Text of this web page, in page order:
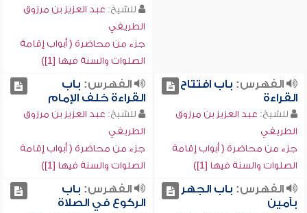
للشيخ: عبد العزيز بن مرزوق
الطريفي
جزء من محاضرة ( أبواب إقامة
الصلوات والسنة فيها [1])
الفهرس: باب افتتاح
القراءة
للشيخ: عبد العزيز بن مرزوق
الطريفي
جزء من محاضرة ( أبواب إقامة
الصلوات والسنة فيها [1])
الفهرس: باب
القراءة خلف الإمام
للشيخ: عبد العزيز بن مرزوق
الطريفي
جزء من محاضرة ( أبواب إقامة
الصلوات والسنة فيها [1])
الفهرس: باب الجهر
بآمين
الفهرس: باب
الركوع في الصلاة